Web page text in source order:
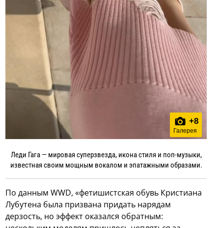
+8
Галерея
Леди Гага — мировая суперзвезда, икона стиля и поп-музыки,
известная своим мощным вокалом и эпатажными образами.
По данным WWD, «фетишистская обувь Кристиана
Лубутена была призвана придать нарядам
дерзость, но эффект оказался обратным: